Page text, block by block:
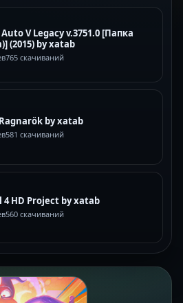
V Legacy v.3751.0 [Папка
(2015) by xatab
765 скачиваний
by xatab
581 скачиваний
4 HD Project by xatab
560 скачиваний